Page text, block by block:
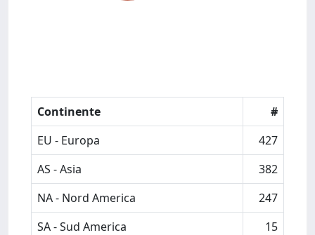
Continente
#
EU - Europa
427
AS - Asia
382
NA - Nord America
247
SA - Sud America
15